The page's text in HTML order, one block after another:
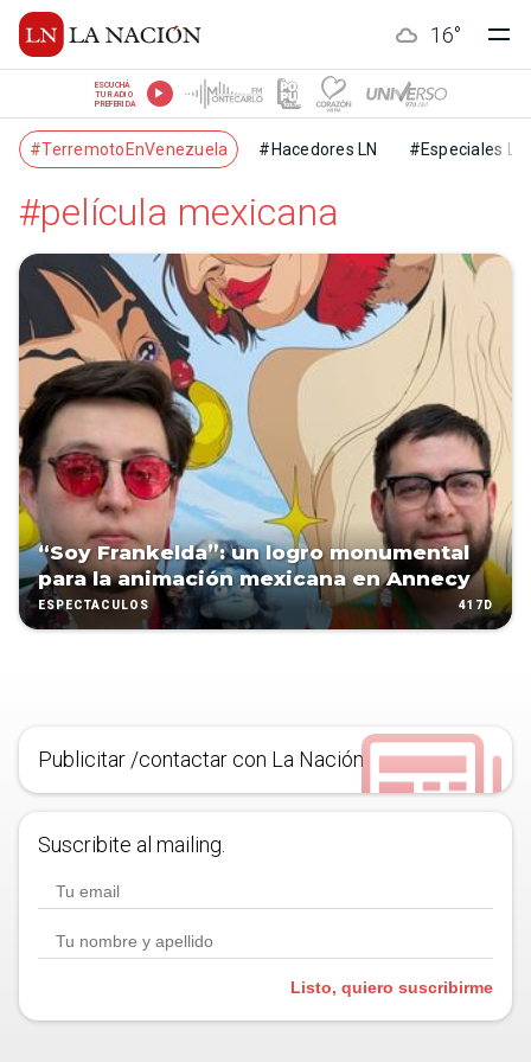
16°
ESCUCHÁ
TU RADIO
PREFERIDA
#TerremotoEnVenezuela #Hacedores LN #Especiales LN
#película mexicana
“Soy Frankelda”: un logro monumental
para la animación mexicana en Annecy
ESPECTÁCULOS 417D
Publicitar /contactar con La Nación
Suscribite al mailing.
Listo, quiero suscribirme